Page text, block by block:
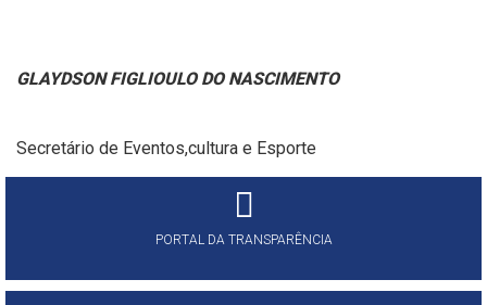
GLAYDSON FIGLIOULO DO NASCIMENTO
Secretário de Eventos,cultura e Esporte
PORTAL DA TRANSPARÊNCIA